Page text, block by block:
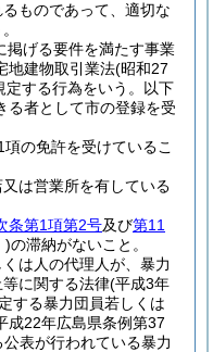
ものであって、適切な
げる要件を満たす事業
地建物取引業法(昭和27
定する行為をいう。以下
る者として市の登録を受
の免許を受けているこ
は営業所を有している
条第1項第2号及び第11
)の滞納がないこと。
は人の代理人が、暴力
に関する法律(平成3年
する暴力団員若しくは
成22年広島県条例第37
表が行われている暴力